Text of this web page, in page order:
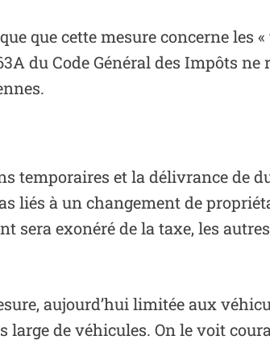
que cette mesure concerne les
du Code Général des Impôts
temporaires et la délivrance de
liés à un changement de
sera exonéré de la taxe, les
aujourd’hui limitée aux
large de véhicules. On le voit